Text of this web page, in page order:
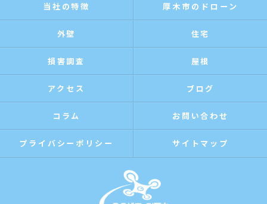
当社の特徴 厚木市のドローン
外壁 住宅
損害調査 屋根
アクセス ブログ
コラム お問い合わせ
プライバシーポリシー サイトマップ